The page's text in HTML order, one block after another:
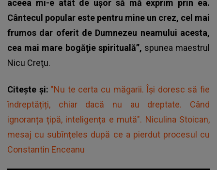
aceea mi-e atât de uşor să mă exprim prin ea.
Cântecul popular este pentru mine un crez, cel mai
frumos dar oferit de Dumnezeu neamului acesta,
cea mai mare bogăţie spirituală”, spunea maestrul
Nicu Creţu.
Citește și: "Nu te certa cu măgarii. Își doresc să fie
îndreptățiți, chiar dacă nu au dreptate. Când
ignoranța țipă, inteligența e mută". Niculina Stoican,
mesaj cu subînțeles după ce a pierdut procesul cu
Constantin Enceanu